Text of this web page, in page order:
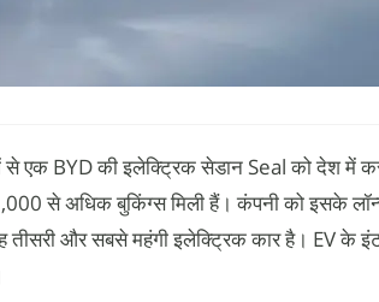
एक BYD की इलेक्ट्रिक सेडान Seal को देश में
से अधिक बुकिंग्स मिली हैं। कंपनी को इसके
तीसरी और सबसे महंगी इलेक्ट्रिक कार है। EV के